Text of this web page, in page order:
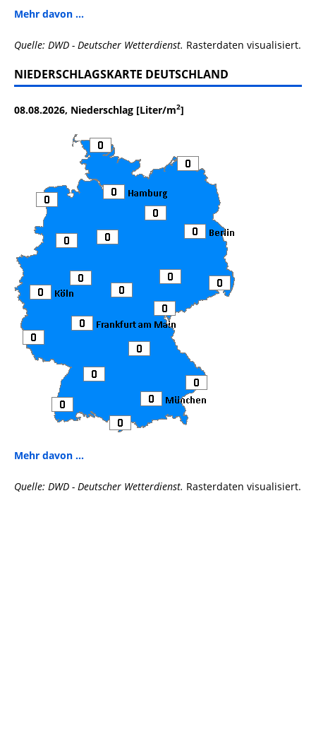
Mehr davon ...
Quelle: DWD - Deutscher Wetterdienst. Rasterdaten visualisiert.
NIEDERSCHLAGSKARTE DEUTSCHLAND
08.08.2026, Niederschlag [Liter/m2]
Mehr davon ...
Quelle: DWD - Deutscher Wetterdienst. Rasterdaten visualisiert.